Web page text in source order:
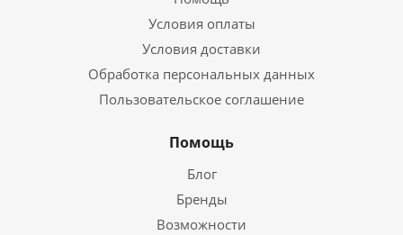
Условия оплаты
Условия доставки
Обработка персональных данных
Пользовательское соглашение
Помощь
Блог
Бренды
Возможности